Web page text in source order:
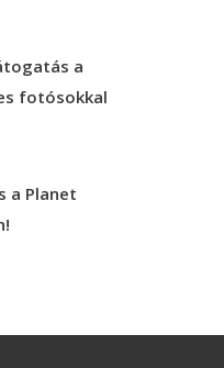
a
fotósokkal
a Planet